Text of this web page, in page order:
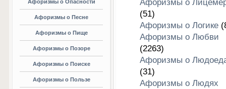
Афоризмы о Опасности
Афоризмы о Песне
Афоризмы о Пище
Афоризмы о Позоре
Афоризмы о Поиске
Афоризмы о Пользе
Афоризмы о
(51)
Афоризмы о Логике
Афоризмы о Любви
(2263)
Афоризмы о
(31)
Афоризмы о Людях